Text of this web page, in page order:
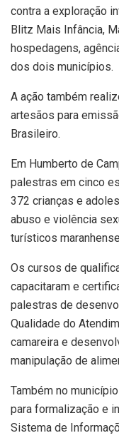
contra a exploração
Blitz Mais Infância,
hospedagens,
dos dois municípios.
A ação também
artesãos para
Brasileiro.
Em Humberto de
palestras em cinco
372 crianças e
abuso e violência
turísticos
Os cursos de
capacitaram e
palestras de
Qualidade do
camareira e
manipulação de
Também no
para formalização e
Sistema de